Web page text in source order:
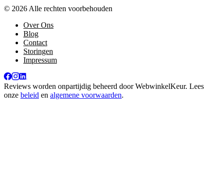
© 2026 Alle rechten voorbehouden
Over Ons
Blog
Contact
Storingen
Impressum
Reviews worden onpartijdig beheerd doorWebwinkelKeur. Lees
onze beleid en algemene voorwaarden.